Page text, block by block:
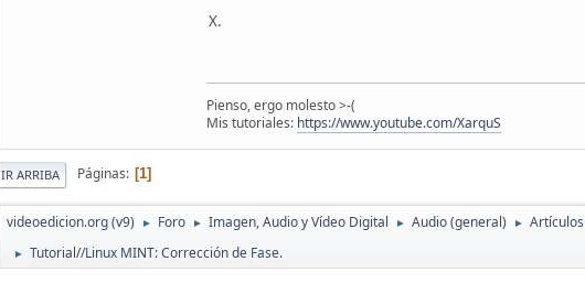
X.
Pienso, ergo molesto >-(
Mis tutoriales: https://www.youtube.com/XarquS
IR ARRIBA Páginas 1
videoedicion.org (v9) ► Foro ► Imagen, Audio y Vídeo Digital ► Audio (general) ►
► Tutorial//Linux MINT: Corrección de Fase.